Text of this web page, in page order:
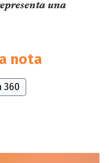
una
nota
360